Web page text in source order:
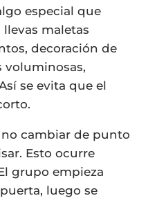
especial que
maletas
decoración de
voluminosas,
se evita que el
cambiar de punto
Esto ocurre
grupo empieza
luego se